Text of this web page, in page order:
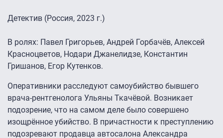
Детектив (Россия, 2023 г.)
В ролях: Павел Григорьев, Андрей Горбачёв, Алексей
Красноцветов, Нодари Джанелидзе, Константин
Гришанов, Егор Кутенков.
Оперативники расследуют самоубийство бывшего
врача-рентгенолога Ульяны Ткачёвой. Возникает
подозрение, что на самом деле было совершено
изощрённое убийство. В причастности к преступлению
подозревают продавца автосалона Александра